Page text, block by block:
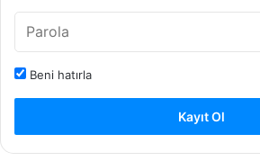
Beni hatırla
Kayıt Ol